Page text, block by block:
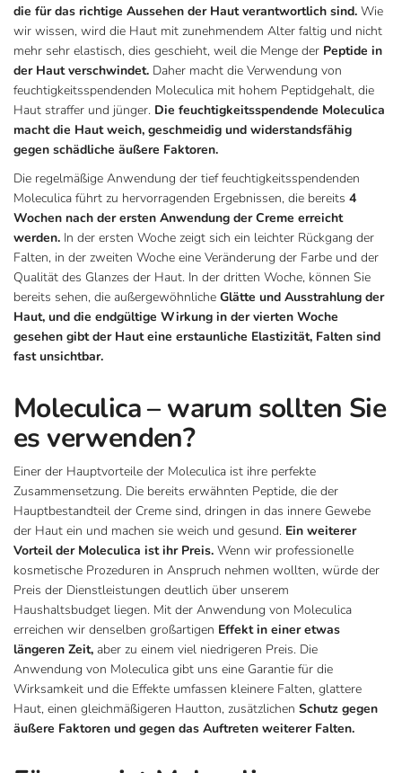
die für das richtige Aussehen der Haut verantwortlich sind. Wie
wir wissen, wird die Haut mit zunehmendem Alter faltig und nicht
mehr sehr elastisch, dies geschieht, weil die Menge der Peptide in
der Haut verschwindet. Daher macht die Verwendung von
feuchtigkeitsspendenden Moleculica mit hohem Peptidgehalt, die
Haut straffer und jünger. Die feuchtigkeitsspendende Moleculica
macht die Haut weich, geschmeidig und widerstandsfähig
gegen schädliche äußere Faktoren.
Die regelmäßige Anwendung der tief feuchtigkeitsspendenden
Moleculica führt zu hervorragenden Ergebnissen, die bereits 4
Wochen nach der ersten Anwendung der Creme erreicht
werden. In der ersten Woche zeigt sich ein leichter Rückgang der
Falten, in der zweiten Woche eine Veränderung der Farbe und der
Qualität des Glanzes der Haut. In der dritten Woche, können Sie
bereits sehen, die außergewöhnliche Glätte und Ausstrahlung der
Haut, und die endgültige Wirkung in der vierten Woche
gesehen gibt der Haut eine erstaunliche Elastizität, Falten sind
fast unsichtbar.
Moleculica – warum sollten Sie
es verwenden?
Einer der Hauptvorteile der Moleculica ist ihre perfekte
Zusammensetzung. Die bereits erwähnten Peptide, die der
Hauptbestandteil der Creme sind, dringen in das innere Gewebe
der Haut ein und machen sie weich und gesund. Ein weiterer
Vorteil der Moleculica ist ihr Preis. Wenn wir professionelle
kosmetische Prozeduren in Anspruch nehmen wollten, würde der
Preis der Dienstleistungen deutlich über unserem
Haushaltsbudget liegen. Mit der Anwendung von Moleculica
erreichen wir denselben großartigen Effekt in einer etwas
längeren Zeit, aber zu einem viel niedrigeren Preis. Die
Anwendung von Moleculica gibt uns eine Garantie für die
Wirksamkeit und die Effekte umfassen kleinere Falten, glattere
Haut, einen gleichmäßigeren Hautton, zusätzlichen Schutz gegen
äußere Faktoren und gegen das Auftreten weiterer Falten.